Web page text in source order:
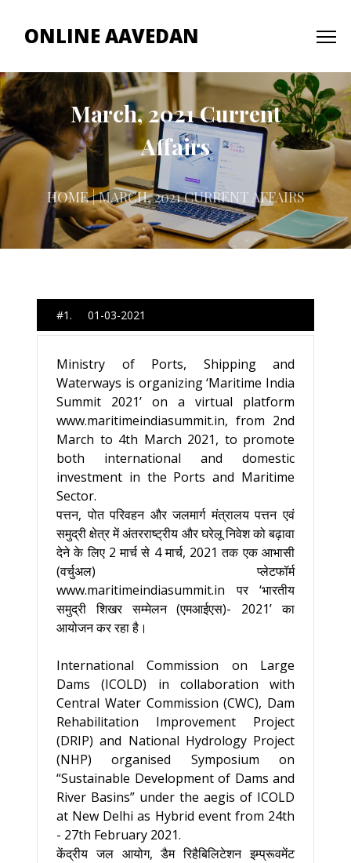
ONLINE AAVEDAN
March, 2021 Current
Affairs
HOME| MARCH, 2021 CURRENT AFFAIRS
#1. 01-03-2021
Ministry of Ports, Shipping and
Waterways is organizing ‘Maritime India
Summit 2021’ on a virtual platform
www.maritimeindiasummit.in, from 2nd
March to 4th March 2021, to promote
both international and domestic
investment in the Ports and Maritime
Sector.
पत्तन, पोत परिवहन और जलमार्ग मंत्रालय पत्तन एवं
समुद्री क्षेत्र में अंतरराष्ट्रीय और घरेलू निवेश को बढ़ावा
देने के लिए 2 मार्च से 4 मार्च, 2021 तक एक आभासी
(वर्चुअल) प्लेटफॉर्म
www.maritimeindiasummit.in पर ‘भारतीय
समुद्री शिखर सम्मेलन (एमआईएस)- 2021’ का
आयोजन कर रहा है।
International Commission on Large
Dams (ICOLD) in collaboration with
Central Water Commission (CWC), Dam
Rehabilitation Improvement Project
(DRIP) and National Hydrology Project
(NHP) organised Symposium on
“Sustainable Development of Dams and
River Basins” under the aegis of ICOLD
at New Delhi as Hybrid event from 24th
- 27th February 2021.
केंद्रीय जल आयोग, डैम रिहैबिलिटेशन इम्प्रूवमेंट